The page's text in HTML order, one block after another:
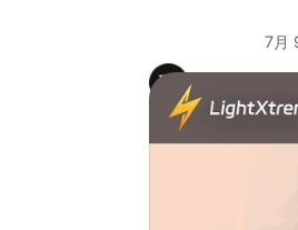
7月